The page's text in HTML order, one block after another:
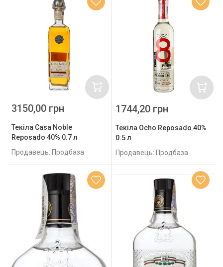
Текіла Casa Noble
Reposado 40% 0.7 л
Продавець: Продбаза
3150,00 грн
Текіла Ocho Reposado 40%
0.5 л
Продавець: Продбаза
1744,20 грн